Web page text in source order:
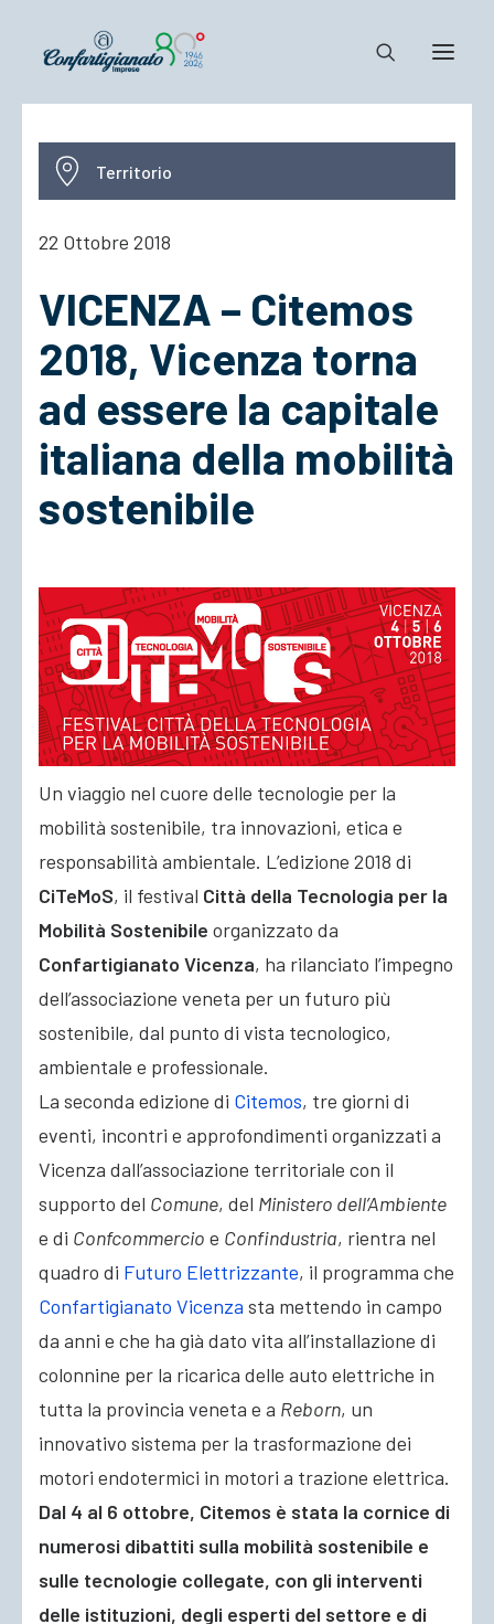
Notizie e Documenti
Confartigianato
Cosa Facciamo
Territorio
22 Ottobre 2018
VICENZA – Citemos
2018, Vicenza torna
ad essere la capitale
italiana della mobilità
sostenibile
Un viaggio nel cuore delle tecnologie per la
mobilità sostenibile, tra innovazioni, etica e
responsabilità ambientale. L’edizione 2018 di
CiTeMoS, il festival Città della Tecnologia per la
Mobilità Sostenibile organizzato da
Confartigianato Vicenza, ha rilanciato l’impegno
dell’associazione veneta per un futuro più
sostenibile, dal punto di vista tecnologico,
ambientale e professionale.
La seconda edizione di Citemos, tre giorni di
eventi, incontri e approfondimenti organizzati a
Vicenza dall’associazione territoriale con il
supporto del Comune, del Ministero dell’Ambiente
e di Confcommercio e Confindustria, rientra nel
quadro di Futuro Elettrizzante, il programma che
Confartigianato Vicenza sta mettendo in campo
da anni e che ha già dato vita all’installazione di
colonnine per la ricarica delle auto elettriche in
tutta la provincia veneta e a Reborn, un
innovativo sistema per la trasformazione dei
motori endotermici in motori a trazione elettrica.
Dal 4 al 6 ottobre, Citemos è stata la cornice di
numerosi dibattiti sulla mobilità sostenibile e
sulle tecnologie collegate, con gli interventi
delle istituzioni, degli esperti del settore e di